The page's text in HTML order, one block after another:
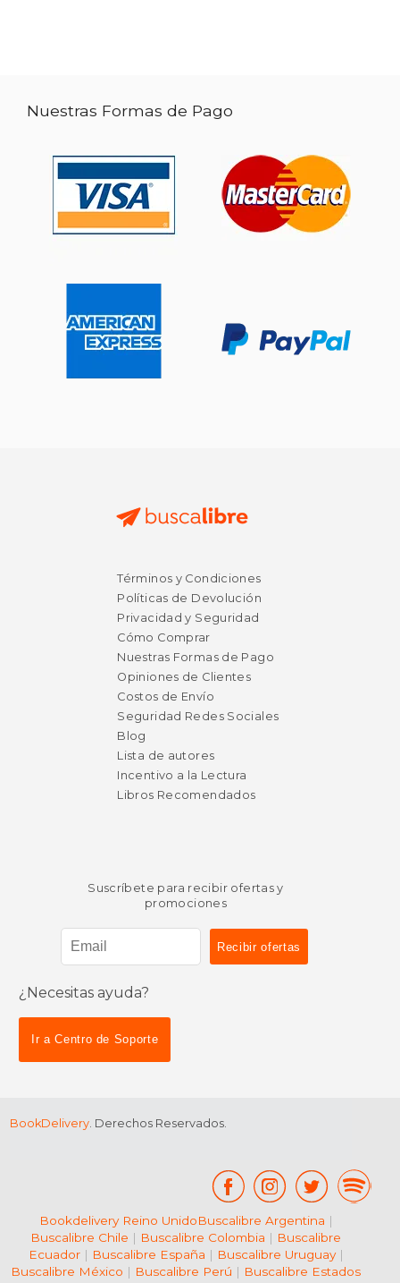
Nuestras Formas de Pago
Términos y Condiciones
Políticas de Devolución
Privacidad y Seguridad
Cómo Comprar
Nuestras Formas de Pago
Opiniones de Clientes
Costos de Envío
Seguridad Redes Sociales
Blog
Lista de autores
Incentivo a la Lectura
Libros Recomendados
Suscríbete para recibir ofertas y
promociones
¿Necesitas ayuda?
Ir a Centro de Soporte
BookDelivery . Derechos Reservados.
Bookdelivery Reino UnidoBuscalibre Argentina |
Buscalibre Chile | Buscalibre Colombia | Buscalibre
Ecuador| Buscalibre España | Buscalibre Uruguay|
Buscalibre México | Buscalibre Perú | Buscalibre Estados